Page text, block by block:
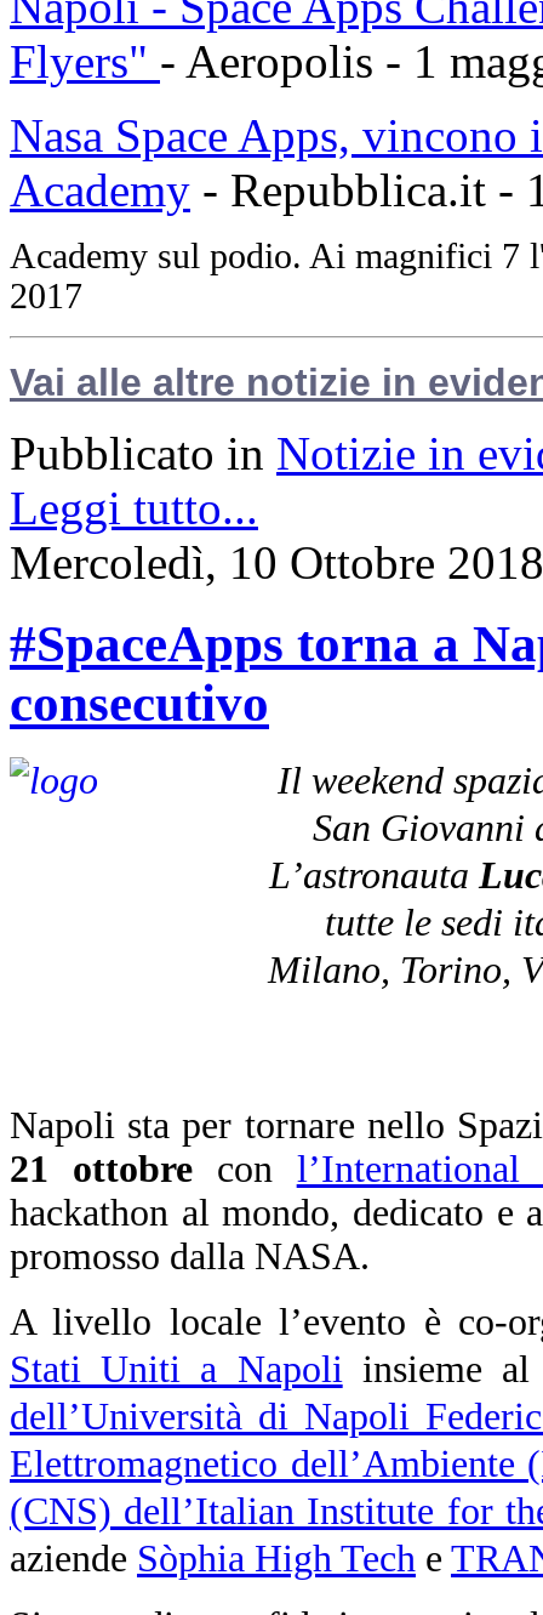
Flyers" - Aeropolis - 1
Nasa Space Apps,
Academy - Repubblica.it -
Academy sul podio. Ai magnifici 7
2017
Vai alle altre notizie in
Pubblicato in Notizie in
Leggi tutto...
Mercoledì, 10 Ottobre
#SpaceApps torna a
consecutivo
Il weekend
San Giovanni
L’astronauta
tutte le sedi
Milano, Torino,
Napoli sta per tornare nello
21 ottobrecon
hackathon al mondo, dedicato e
promosso dalla NASA.
A livello locale l’evento è co-
Stati Uniti a Napoliinsieme
dell’Università di Napoli
Elettromagnetico dell’Ambiente
(CNS) dell’Italian Institute for
aziende Sòphia High Tech e